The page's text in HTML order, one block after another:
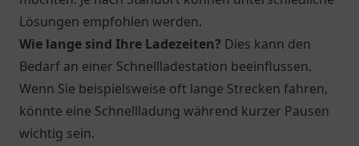
Lösungen empfohlen werden.
Wie lange sind Ihre Ladezeiten? Dies kann den
Bedarf an einer Schnellladestation beeinflussen.
Wenn Sie beispielsweise oft lange Strecken fahren,
könnte eine Schnellladung während kurzer Pausen
wichtig sein.